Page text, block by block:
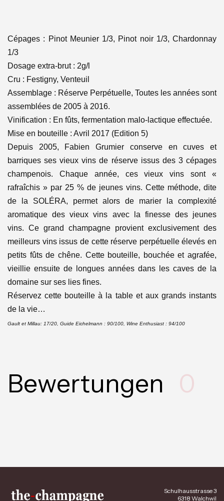
Cépages : Pinot Meunier 1/3, Pinot noir 1/3, Chardonnay
1/3
Dosage extra-brut : 2g/l
Cru : Festigny, Venteuil
Assemblage : Réserve Perpétuelle, Toutes les années sont
assemblées de 2005 à 2016.
Vinification : En fûts, fermentation malo-lactique effectuée.
Mise en bouteille : Avril 2017 (Edition 5)
Depuis 2005, Fabien Grumier conserve en cuves et
barriques ses vieux vins de réserve issus des 3 cépages
champenois. Chaque année, ces vieux vins sont «
rafraîchis » par 25 % de jeunes vins. Cette méthode, dite
de la SOLÉRA, permet alors de marier la complexité
aromatique des vieux vins avec la finesse des jeunes
vins. Ce grand champagne provient exclusivement des
meilleurs vins issus de cette réserve perpétuelle élevés en
petits fûts de chêne. Cette bouteille, bouchée et agrafée,
vieillie ensuite de longues années dans les caves de la
domaine sur ses lies fines.
Réservez cette bouteille à la table et aux grands instants
de la vie…
Gault et Millau: 17/20, Guide Eichelmann : 90/100, Wine Enthusiast : 94/100
Bewertungen 0
Schulhausstrasse 3
6318 Walchwil